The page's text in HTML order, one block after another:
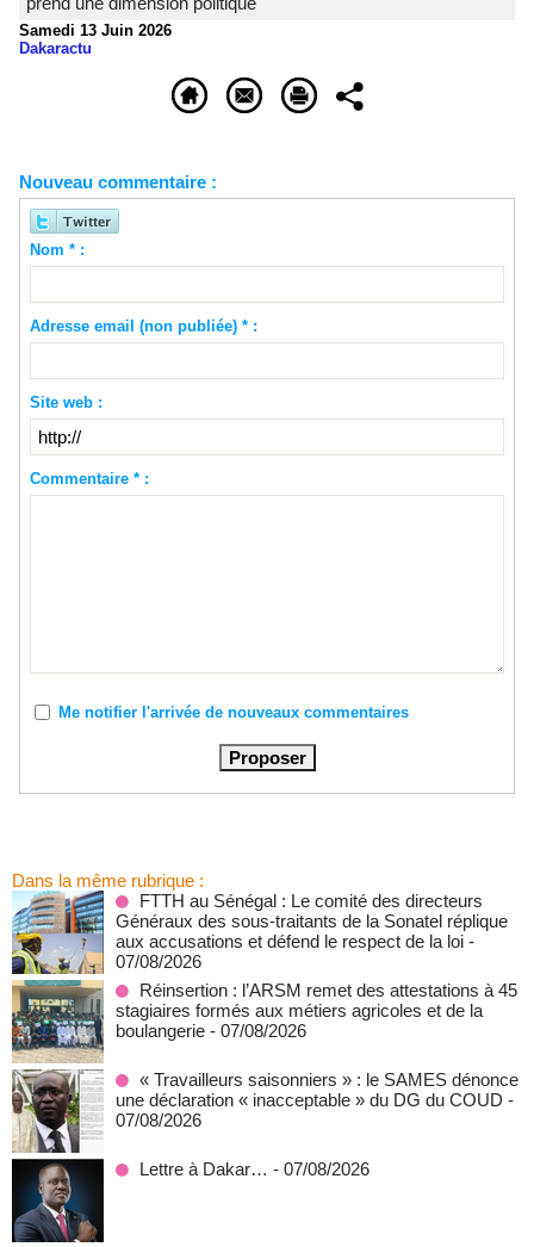
Samedi 13 Juin 2026
Dakaractu
Nouveau commentaire :
Nom * :
Adresse email (non publiée) * :
Site web :
Commentaire * :
Me notifier l'arrivée de nouveaux commentaires
Dans la même rubrique :
FTTH au Sénégal : Le comité des directeurs
Généraux des sous-traitants de la Sonatel réplique
aux accusations et défend le respect de la loi -
07/08/2026
Réinsertion : l’ARSM remet des attestations à 45
stagiaires formés aux métiers agricoles et de la
boulangerie - 07/08/2026
« Travailleurs saisonniers » : le SAMES dénonce
une déclaration « inacceptable » du DG du COUD -
07/08/2026
Lettre à Dakar… - 07/08/2026